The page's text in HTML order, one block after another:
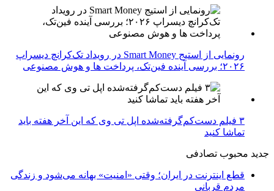
رونمایی از استیج Smart Money در رویداد تک‌کرانچ دیسراپ
۲۰۲۶؛ بررسی آینده فین‌تک، پرداخت‌ ها و هوش مصنوعی
۳ فیلم دست‌کم‌گرفته‌شده اپل تی وی که این آخر هفته باید
تماشا کنید
جدید محبوب تصادفی
قطع اینترنت در ایران؛ وقتی «امنیت» بهانه می‌شود و زندگی
مردم قربانی